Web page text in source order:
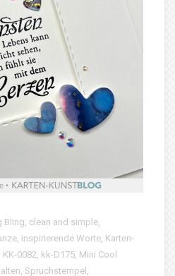
Bling, clean and simple,
, inspirierende Worte, Karten-
KK-0082, kk-D175, Mini Cool
, Spruchstempel ,